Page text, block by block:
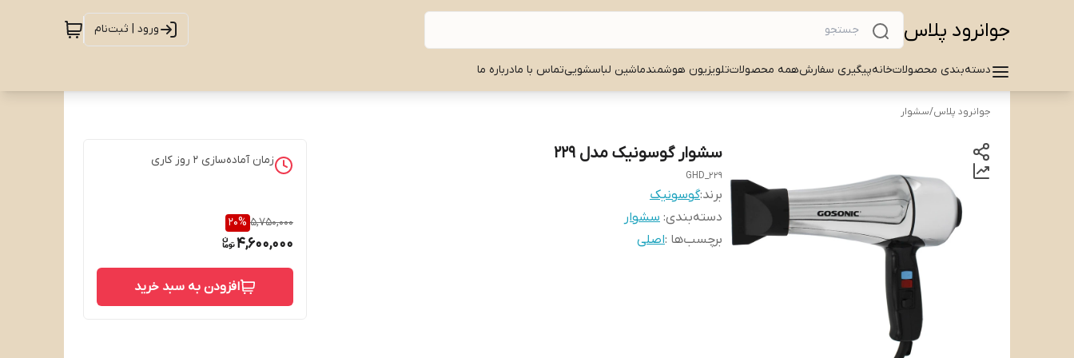
جوانرود پلاس ورود | ثبت‌نام
دسته‌بندی محصولاتخانهپیگیری سفارشهمه محصولاتتلویزیون هوشمندماشین لباسشوییتماس با مادرباره ما
جوانرود پلاس/سشوار
سشوار گوسونیک مدل 229
GHD_229
برند:گوسونیک
دسته‌بندی: سشوار
برچسب‌ها :اصلی
زمان آماده‌سازی 2 روز کاری
5,750,000
20%
4,600,000
افزودن به سبد خرید